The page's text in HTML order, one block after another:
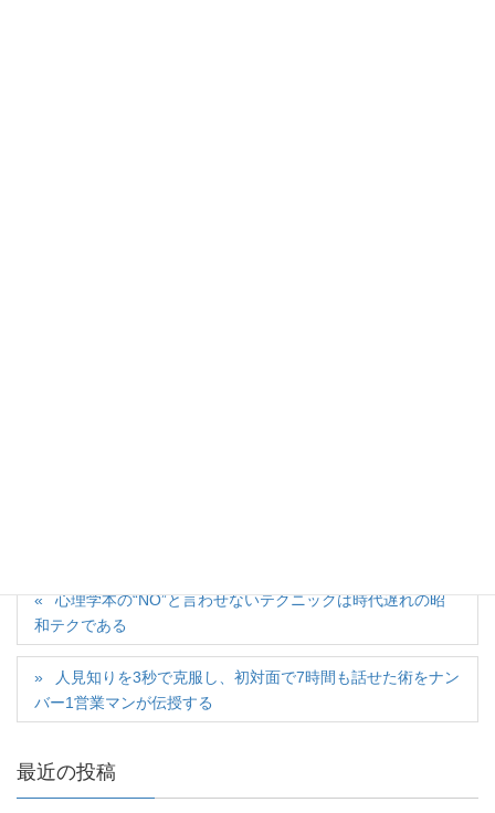
心理学本の“NO”と言わせないテクニックは時代遅れの昭
和テクである
人見知りを3秒で克服し、初対面で7時間も話せた術をナン
バー1営業マンが伝授する
最近の投稿